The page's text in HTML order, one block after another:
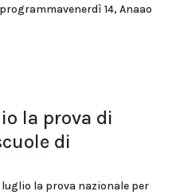
14, Anaao
la prova di
di
la prova nazionale per